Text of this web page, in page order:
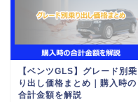
【ベンツGLS】グレード別乗
り出し価格まとめ｜購入時の
合計金額を解説